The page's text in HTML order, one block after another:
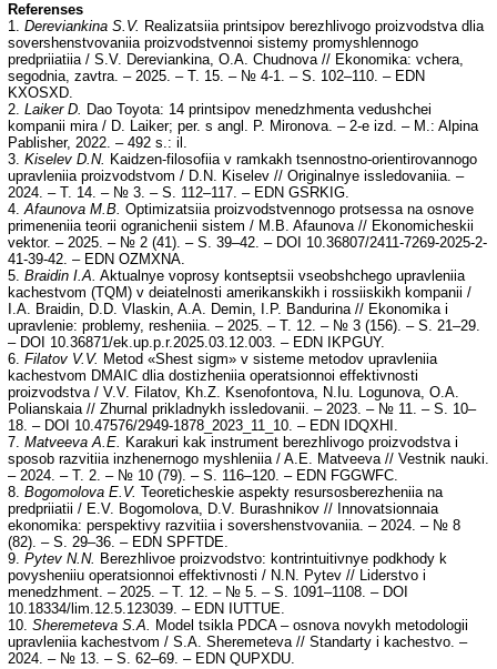
Referenses
1. Dereviankina S.V. Realizatsiia printsipov berezhlivogo proizvodstva dlia
sovershenstvovaniia proizvodstvennoi sistemy promyshlennogo
predpriiatiia / S.V. Dereviankina, O.A. Chudnova // Ekonomika: vchera,
segodnia, zavtra. – 2025. – T. 15. – № 4-1. – S. 102–110. – EDN
KXOSXD.
2. Laiker D. Dao Toyota: 14 printsipov menedzhmenta vedushchei
kompanii mira / D. Laiker; per. s angl. P. Mironova. – 2-e izd. – M.: Alpina
Pablisher, 2022. – 492 s.: il.
3. Kiselev D.N. Kaidzen-filosofiia v ramkakh tsennostno-orientirovannogo
upravleniia proizvodstvom / D.N. Kiselev // Originalnye issledovaniia. –
2024. – T. 14. – № 3. – S. 112–117. – EDN GSRKIG.
4.Afaunova M.B. Optimizatsiia proizvodstvennogo protsessa na osnove
primeneniia teorii ogranichenii sistem / M.B. Afaunova // Ekonomicheskii
vektor. – 2025. – № 2 (41). – S. 39–42. – DOI 10.36807/2411-7269-2025-2-
41-39-42. – EDN OZMXNA.
5. Braidin I.A. Aktualnye voprosy kontseptsii vseobshchego upravleniia
kachestvom (TQM) v deiatelnosti amerikanskikh i rossiiskikh kompanii /
I.A. Braidin, D.D. Vlaskin, A.A. Demin, I.P. Bandurina // Ekonomika i
upravlenie: problemy, resheniia. – 2025. – T. 12. – № 3 (156). – S. 21–29.
– DOI 10.36871/ek.up.p.r.2025.03.12.003. – EDN IKPGUY.
6. Filatov V.V. Metod «Shest sigm» v sisteme metodov upravleniia
kachestvom DMAIC dlia dostizheniia operatsionnoi effektivnosti
proizvodstva / V.V. Filatov, Kh.Z. Ksenofontova, N.Iu. Logunova, O.A.
Polianskaia // Zhurnal prikladnykh issledovanii. – 2023. – № 11. – S. 10–
18. – DOI 10.47576/2949-1878_2023_11_10. – EDN IDQXHI.
7. Matveeva A.E. Karakuri kak instrument berezhlivogo proizvodstva i
sposob razvitiia inzhenernogo myshleniia / A.E. Matveeva // Vestnik nauki.
– 2024. – T. 2. – № 10 (79). – S. 116–120. – EDN FGGWFC.
8. Bogomolova E.V. Teoreticheskie aspekty resursosberezheniia na
predpriiatii / E.V. Bogomolova, D.V. Burashnikov // Innovatsionnaia
ekonomika: perspektivy razvitiia i sovershenstvovaniia. – 2024. – № 8
(82). – S. 29–36. – EDN SPFTDE.
9. Pytev N.N. Berezhlivoe proizvodstvo: kontrintuitivnye podkhody k
povysheniiu operatsionnoi effektivnosti / N.N. Pytev // Liderstvo i
menedzhment. – 2025. – T. 12. – № 5. – S. 1091–1108. – DOI
10.18334/lim.12.5.123039. – EDN IUTTUE.
10. Sheremeteva S.A. Model tsikla PDCA – osnova novykh metodologii
upravleniia kachestvom / S.A. Sheremeteva // Standarty i kachestvo. –
2024. – № 13. – S. 62–69. – EDN QUPXDU.